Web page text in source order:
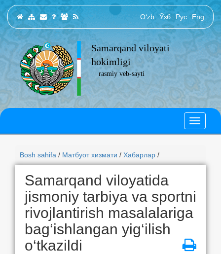
O‘zb Ўзб Рус Eng
Samarqand viloyati
hokimligi
rasmiy veb-sayti
Bosh sahifa / Матбуот хизмати / Хабарлар /
Samarqand viloyatida
jismoniy tarbiya va sportni
rivojlantirish masalalariga
bag‘ishlangan yig‘ilish
o‘tkazildi